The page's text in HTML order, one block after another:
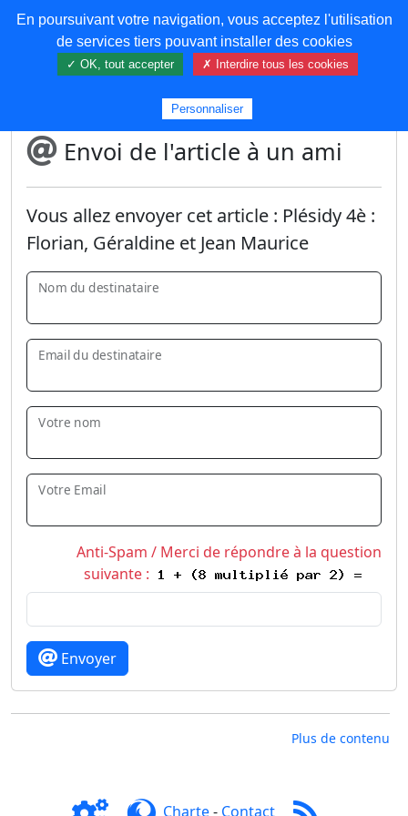
COREMA
Envoi de l'article à un ami
Vous allez envoyer cet article : Plésidy 4è :
Florian, Géraldine et Jean Maurice
Nom du destinataire
Email du destinataire
Votre nom
Votre Email
Anti-Spam / Merci de répondre à la question
suivante :
Envoyer
Plus de contenu
Charte- Contact
En poursuivant votre navigation, vous acceptez l'utilisation
de services tiers pouvant installer des cookies
✓ OK, tout accepter ✗ Interdire tous les cookies
Personnaliser